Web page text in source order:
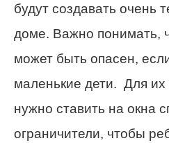
будут создавать очень
доме. Важно понимать,
может быть опасен,
маленькие дети. Для их
нужно ставить на окна
ограничители, чтобы